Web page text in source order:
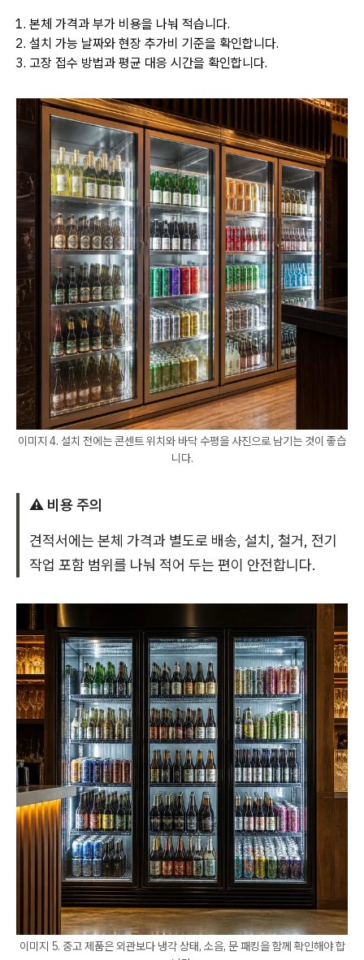
본체 가격과 부가 비용을 나눠 적습니다.
설치 가능 날짜와 현장 추가비 기준을 확인합니다.
고장 접수 방법과 평균 대응 시간을 확인합니다.
이미지 4. 설치 전에는 콘센트 위치와 바닥 수평을 사진으로 남기는 것이 좋습
니다.
⚠️ 비용 주의
견적서에는 본체 가격과 별도로 배송, 설치, 철거, 전기
작업 포함 범위를 나눠 적어 두는 편이 안전합니다.
이미지 5. 중고 제품은 외관보다 냉각 상태, 소음, 문 패킹을 함께 확인해야 합